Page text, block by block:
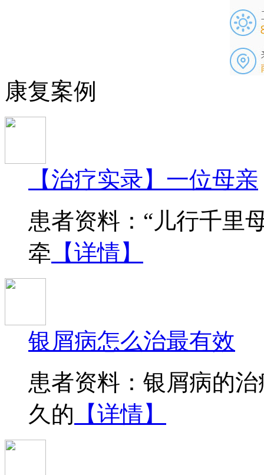
康复案例
【治疗实录】一位母亲
患者资料：“儿行千里
牵 【详情】
银屑病怎么治最有效
患者资料：银屑病的
久的 【详情】